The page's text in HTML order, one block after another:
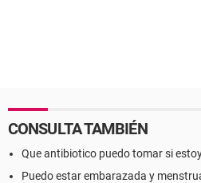
CONSULTA TAMBIÉN
Que antibiotico puedo tomar si
Puedo estar embarazada y